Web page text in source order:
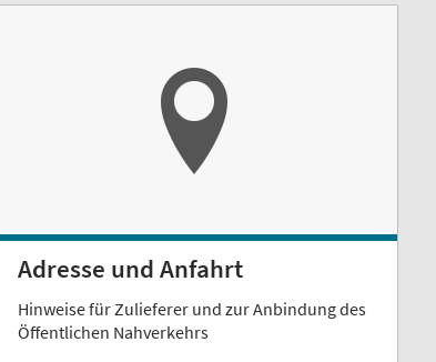
Adresse und Anfahrt
Hinweise für Zulieferer und zur Anbindung des
Öffentlichen Nahverkehrs